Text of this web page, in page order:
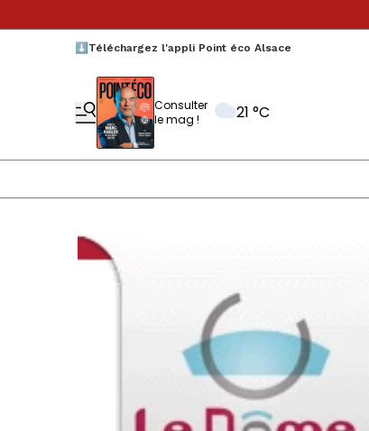
⬇️Téléchargez l'appli Point éco Alsace
Consulter
le mag !
21 °C